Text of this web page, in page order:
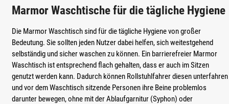
Marmor Waschtische für die tägliche Hygiene
Die Marmor Waschtisch sind für die tägliche Hygiene von großer
Bedeutung. Sie sollten jeden Nutzer dabei helfen, sich weitestgehend
selbständig und sicher waschen zu können. Ein barrierefreier Marmor
Waschtisch ist entsprechend flach gehalten, dass er auch im Sitzen
genutzt werden kann. Dadurch können Rollstuhlfahrer diesen unterfahren
und vor dem Waschtisch sitzende Personen ihre Beine problemlos
darunter bewegen, ohne mit der Ablaufgarnitur (Syphon) oder